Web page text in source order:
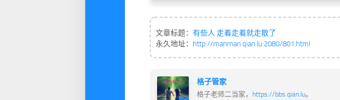
文章标题： 有些人 走着走着就走散了
永久地址： http://manman.qian.lu:2080/801.html
格子管家
格子老师二当家， https://bbs.qian.lu。